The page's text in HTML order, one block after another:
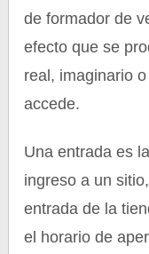
de formador de
efecto que se
real, imaginario
accede.
Una entrada es
ingreso a un
entrada de la
el horario de